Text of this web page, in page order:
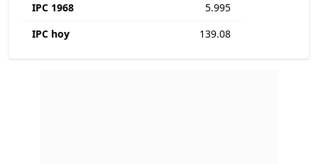
IPC 1968
5.995
IPC hoy
139.08